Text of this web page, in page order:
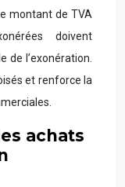
montant de TVA
doivent
de l’exonération.
et renforce la
achats